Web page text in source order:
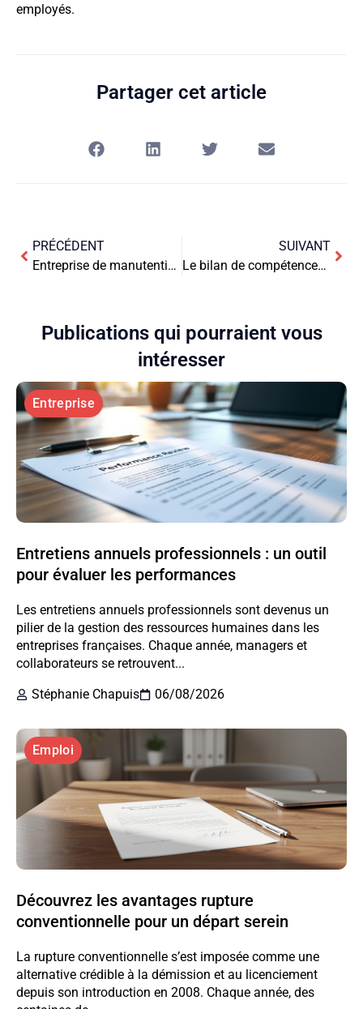
employés.
Partager cet article
PRÉCÉDENT
Entreprise de manutention : organisation et gestion
SUIVANT
Le bilan de compétences : un outil clé pour dynamiser votre carrière
Publications qui pourraient vous
intéresser
Entreprise
Entretiens annuels professionnels : un outil
pour évaluer les performances
Les entretiens annuels professionnels sont devenus un
pilier de la gestion des ressources humaines dans les
entreprises françaises. Chaque année, managers et
collaborateurs se retrouvent...
Stéphanie Chapuis
06/08/2026
Emploi
Découvrez les avantages rupture
conventionnelle pour un départ serein
La rupture conventionnelle s’est imposée comme une
alternative crédible à la démission et au licenciement
depuis son introduction en 2008. Chaque année, des